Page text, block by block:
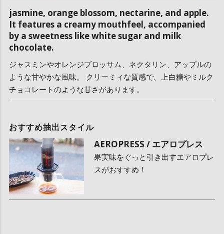
jasmine, orange blossom, nectarine, and apple.
It features a creamy mouthfeel, accompanied
by a sweetness like white sugar and milk
chocolate.
ジャスミンやオレンジブロッサム、ネクタリン、アップルの
ような甘やかな風味。 クリーミィな質感で、上白糖やミルク
チョコレートのような甘さがあります。
おすすめ抽出スタイル
AEROPRESS / エアロプレス
果実味をぐっと引き出すエアロプレ
スがおすすめ！